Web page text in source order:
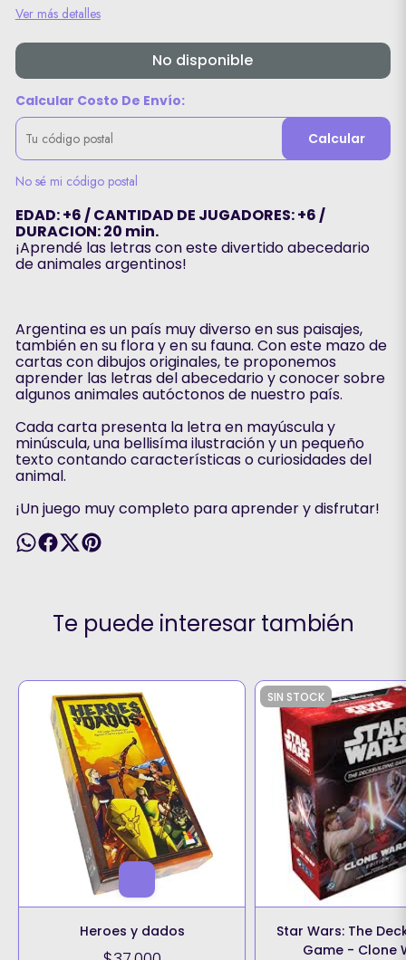
Ver más detalles
No disponible
Calcular Costo De Envío:
Calcular
No sé mi código postal
EDAD: +6 / CANTIDAD DE JUGADORES: +6 /
DURACION: 20 min.
¡Aprendé las letras con este divertido abecedario
de animales argentinos!
Argentina es un país muy diverso en sus paisajes,
también en su flora y en su fauna. Con este mazo de
cartas con dibujos originales, te proponemos
aprender las letras del abecedario y conocer sobre
algunos animales autóctonos de nuestro país.
Cada carta presenta la letra en mayúscula y
minúscula, una bellisíma ilustración y un pequeño
texto contando características o curiosidades del
animal.
¡Un juego muy completo para aprender y disfrutar!
Te puede interesar también
Heroes y dados
SIN STOCK
Star Wars: The
Game - Clone